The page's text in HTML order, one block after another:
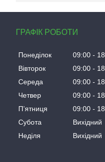
ГРАФІК РОБОТИ
Понеділок 09:00
Вівторок
09:00
Середа
09:00
Четвер
09:00
Пʼятниця
09:00
Субота
Вихідний
Неділя
Вихідний